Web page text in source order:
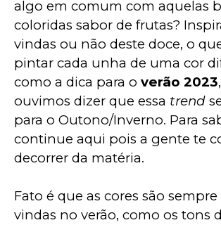
algo em comum com aquelas
coloridas sabor de frutas?
vindas ou não deste doce, o
pintar cada unha de uma cor
como a dica para o verão 2023
ouvimos dizer que essa trend
para o Outono/Inverno. Para
continue aqui pois a gente te
decorrer da matéria.
Fato é que as cores são
vindas no verão, como os tons